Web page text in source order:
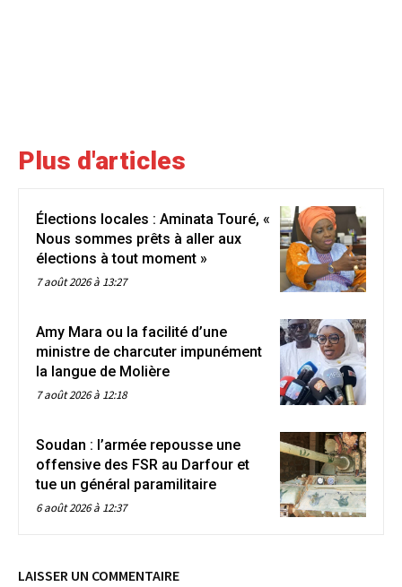
Plus d'articles
Élections locales : Aminata Touré, «
Nous sommes prêts à aller aux
élections à tout moment »
7 août 2026 à 13:27
Amy Mara ou la facilité d’une
ministre de charcuter impunément
la langue de Molière
7 août 2026 à 12:18
Soudan : l’armée repousse une
offensive des FSR au Darfour et
tue un général paramilitaire
6 août 2026 à 12:37
LAISSER UN COMMENTAIRE